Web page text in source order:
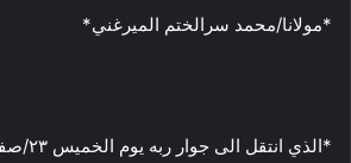
*مولانا/محمد سرالختم الميرغني*